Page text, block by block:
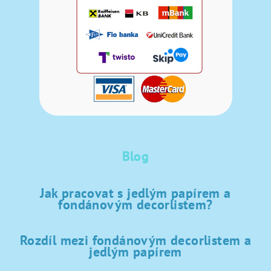
Blog
Jak pracovat s jedlým papírem a
fondánovým decorlistem?
Rozdíl mezi fondánovým decorlistem a
jedlým papírem